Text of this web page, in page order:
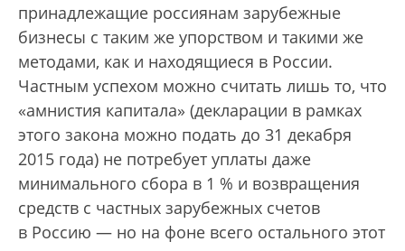
принадлежащие россиянам зарубежные
бизнесы с таким же упорством и такими же
методами, как и находящиеся в России.
Частным успехом можно считать лишь то, что
«амнистия капитала» (декларации в рамках
этого закона можно подать до 31 декабря
2015 года) не потребует уплаты даже
минимального сбора в 1 % и возвращения
средств с частных зарубежных счетов
в Россию — но на фоне всего остального этот